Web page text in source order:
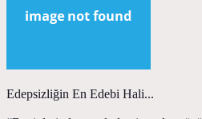
Edepsizliğin En Edebi Hali...